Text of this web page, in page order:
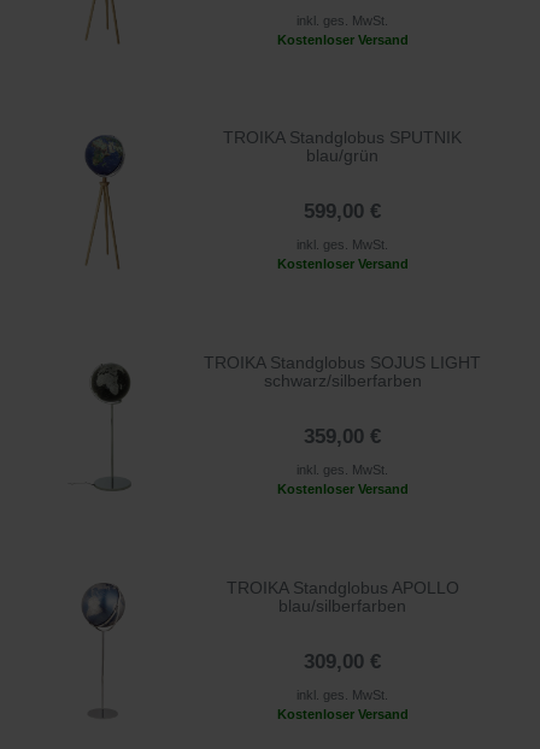
inkl. ges. MwSt.
Kostenloser Versand
TROIKA Standglobus SPUTNIK
blau/grün
599,00 €
inkl. ges. MwSt.
Kostenloser Versand
TROIKA Standglobus SOJUS LIGHT
schwarz/silberfarben
359,00 €
inkl. ges. MwSt.
Kostenloser Versand
TROIKA Standglobus APOLLO
blau/silberfarben
309,00 €
inkl. ges. MwSt.
Kostenloser Versand